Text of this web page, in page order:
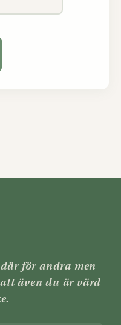
för andra men
även du är värd